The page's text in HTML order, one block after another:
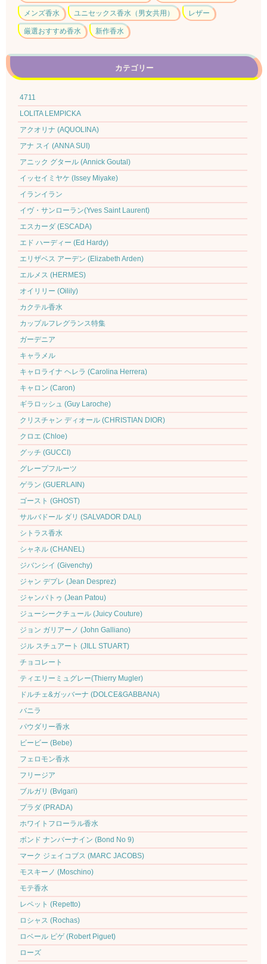
メンズ香水 ユニセックス香水（男女共用） レザー
厳選おすすめ香水 新作香水
カテゴリー
4711
LOLITA LEMPICKA
アクオリナ (AQUOLINA)
アナ スイ (ANNA SUI)
アニック グタール (Annick Goutal)
イッセイミヤケ (Issey Miyake)
イランイラン
イヴ・サンローラン(Yves Saint Laurent)
エスカーダ (ESCADA)
エド ハーディー (Ed Hardy)
エリザベス アーデン (Elizabeth Arden)
エルメス (HERMES)
オイリリー (Oilily)
カクテル香水
カップルフレグランス特集
ガーデニア
キャラメル
キャロライナ ヘレラ (Carolina Herrera)
キャロン (Caron)
ギラロッシュ (Guy Laroche)
クリスチャン ディオール (CHRISTIAN DIOR)
クロエ (Chloe)
グッチ (GUCCI)
グレープフルーツ
ゲラン (GUERLAIN)
ゴースト (GHOST)
サルバドール ダリ (SALVADOR DALI)
シトラス香水
シャネル (CHANEL)
ジバンシイ (Givenchy)
ジャン デプレ (Jean Desprez)
ジャンパトゥ (Jean Patou)
ジューシークチュール (Juicy Couture)
ジョン ガリアーノ (John Galliano)
ジル スチュアート (JILL STUART)
チョコレート
ティエリーミュグレー(Thierry Mugler)
ドルチェ&ガッバーナ (DOLCE&GABBANA)
バニラ
パウダリー香水
ビービー (Bebe)
フェロモン香水
フリージア
ブルガリ (Bvlgari)
プラダ (PRADA)
ホワイトフローラル香水
ボンド ナンバーナイン (Bond No 9)
マーク ジェイコブス (MARC JACOBS)
モスキーノ (Moschino)
モテ香水
レペット (Repetto)
ロシャス (Rochas)
ロベール ピゲ (Robert Piguet)
ローズ